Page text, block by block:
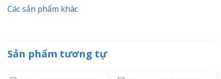
Các sản phẩm khác
Sản phẩm tương tự